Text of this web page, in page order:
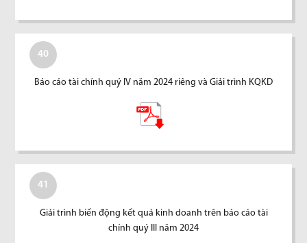
40
Báo cáo tài chính quý IV năm 2024 riêng và Giải trình KQKD
41
Giải trình biến động kết quả kinh doanh trên báo cáo tài
chính quý III năm 2024